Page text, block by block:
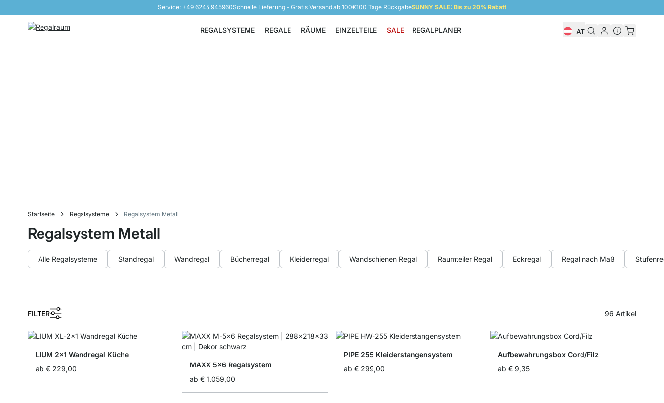
Service: +49 6245 945960Schnelle Lieferung - Gratis Versand ab 100€100 Tage RückgabeSUNNY SALE: Bis zu 20% Rabatt
REGALSYSTEME
Regalsysteme
REGALE
Regale
RÄUME
Räume
EINZELTEILE
Einzelteile
SALE REGALPLANER AT
Startseite Regalsysteme Regalsystem Metall
Regalsystem Metall
Alle Regalsysteme Standregal Wandregal Bücherregal Kleiderregal Wandschienen Regal Raumteiler Regal Eckregal Regal nach Maß
FILTER 96 Artikel
LIUM 2x1 Wandregal Küche
ab € 229,00
MAXX 5x6 Regalsystem
ab € 1.059,00
PIPE 255 Kleiderstangensystem
ab € 299,00
Aufbewahrungsbox Cord/Filz
ab € 9,35